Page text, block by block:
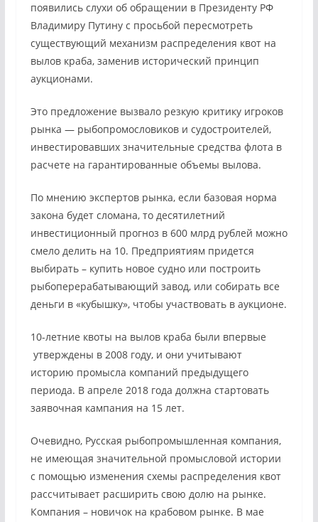
появились слухи об обращении в Президенту РФ
Владимиру Путину с просьбой пересмотреть
существующий механизм распределения квот на
вылов краба, заменив исторический принцип
аукционами.
Это предложение вызвало резкую критику игроков
рынка — рыбопромословиков и судостроителей,
инвестировавших значительные средства флота в
расчете на гарантированные объемы вылова.
По мнению экспертов рынка, если базовая норма
закона будет сломана, то десятилетний
инвестиционный прогноз в 600 млрд рублей можно
смело делить на 10. Предприятиям придется
выбирать – купить новое судно или построить
рыбоперерабатывающий завод, или собирать все
деньги в «кубышку», чтобы участвовать в аукционе.
10-летние квоты на вылов краба были впервые
утверждены в 2008 году, и они учитывают
историю промысла компаний предыдущего
периода. В апреле 2018 года должна стартовать
заявочная кампания на 15 лет.
Очевидно, Русская рыбопромышленная компания,
не имеющая значительной промысловой истории
с помощью изменения схемы распределения квот
рассчитывает расширить свою долю на рынке.
Компания – новичок на крабовом рынке. В мае